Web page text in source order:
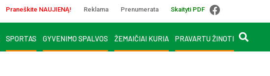
Praneškite NAUJIENĄ! Reklama Prenumerata Skaityti PDF
SPORTAS GYVENIMO SPALVOS ŽEMAIČIAI KURIA PRAVARTU ŽINOTI